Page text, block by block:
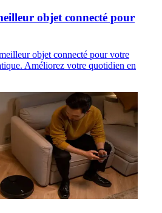
objet connecté pour
objet connecté pour votre
Améliorez votre quotidien en